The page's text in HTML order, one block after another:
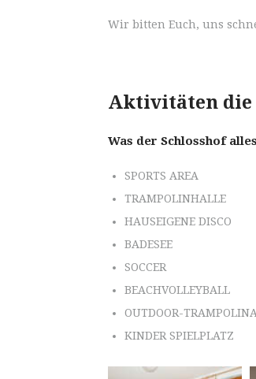
Wir bitten Euch, uns
Aktivitäten die
Was der Schlosshof
SPORTS AREA
TRAMPOLINHALLE
HAUSEIGENE DISCO
BADESEE
SOCCER
BEACHVOLLEYBALL
OUTDOOR-
KINDER SPIELPLATZ